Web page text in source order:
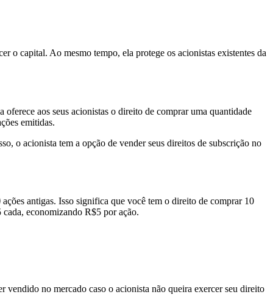
o capital. Ao mesmo tempo, ela protege os acionistas existentes da
aos seus acionistas o direito de comprar uma quantidade
emitidas.
o acionista tem a opção de vender seus direitos de subscrição no
antigas. Isso significa que você tem o direito de comprar 10
economizando R$5 por ação.
vendido no mercado caso o acionista não queira exercer seu direito